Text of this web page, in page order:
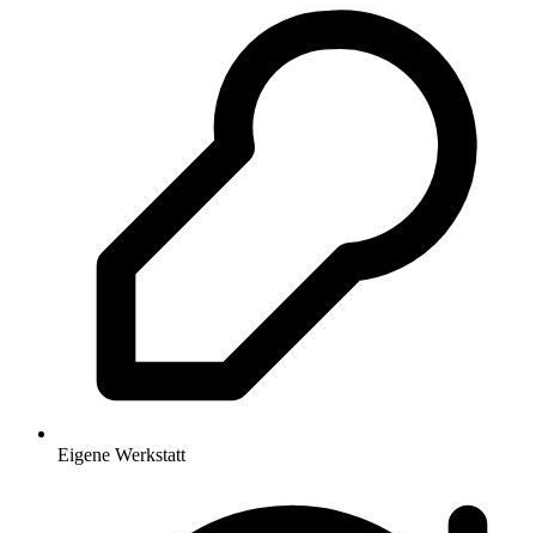
Eigene Werkstatt